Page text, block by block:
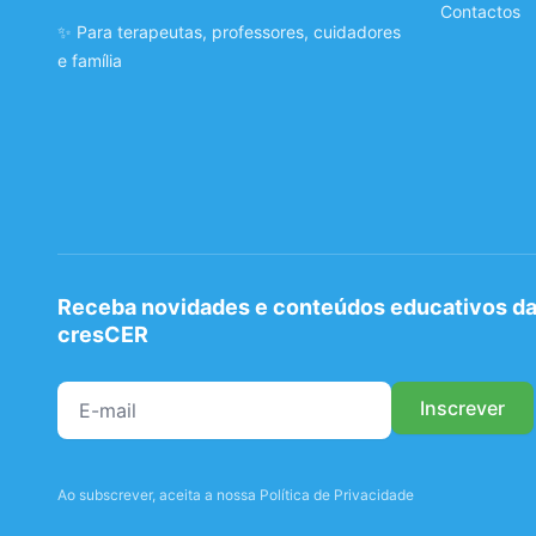
✨ Para terapeutas, professores, cuidadores
e família
Contactos
Receba novidades e conteúdos educativos da
cresCER
Ao subscrever, aceita a nossa Política de Privacidade